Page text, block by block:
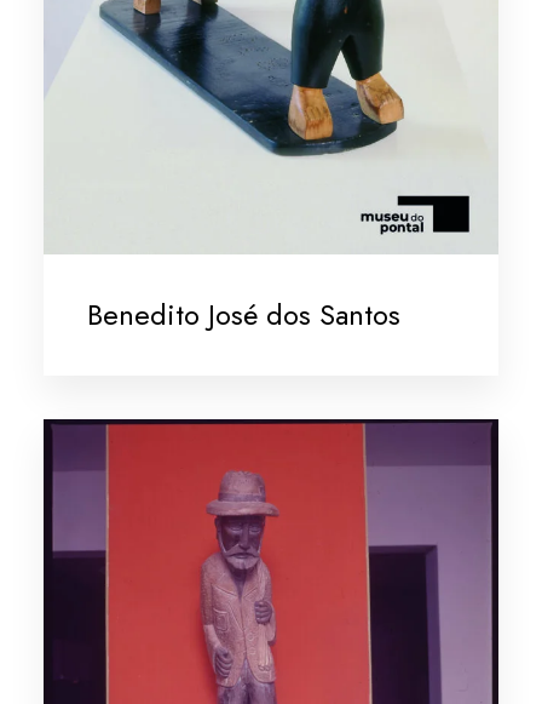
Benedito José dos Santos